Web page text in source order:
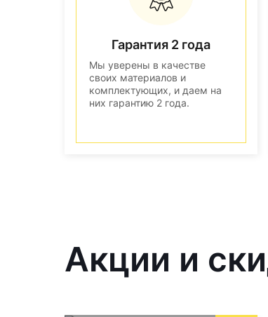
Гарантия 2 года
Мы уверены в качестве
своих материалов и
комплектующих, и даем на
них гарантию 2 года.
Акции и